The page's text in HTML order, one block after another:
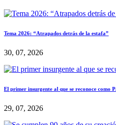
Tema 2026: “Atrapados detrás de la estafa”
30, 07, 2026
El primer insurgente al que se reconoce como
29, 07, 2026